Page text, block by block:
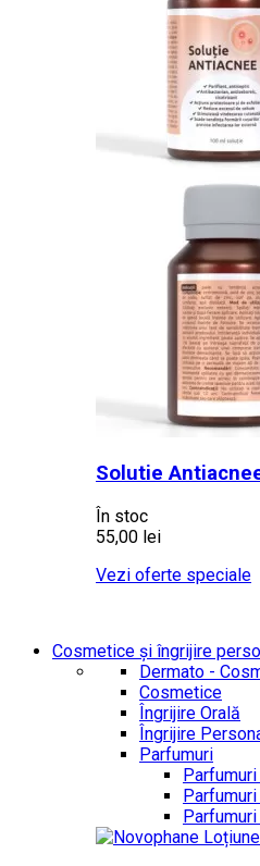
Solutie
În stoc
55,00 lei
Vezi oferte speciale
Cosmetice și îngrijire
Dermato -
Cosmetice
Îngrijire Orală
Îngrijire
Parfumuri